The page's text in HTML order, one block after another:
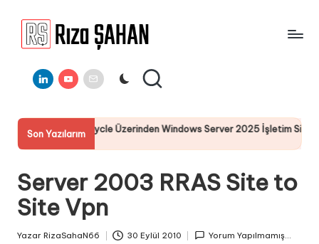
a
Ş
A
H
A
N
Bilgi
Paylaşım
LinkedinYoutube
E-
Mail
Son Yazılarım
DRAC LifeCycle Üzerinden Windows Server 2025 İşletim Sistemi
2025
Server 2003 RRAS Site to
Site Vpn
Yazar RizaSahaN66 30 Eylül 2010 Yorum Yapılmamış...